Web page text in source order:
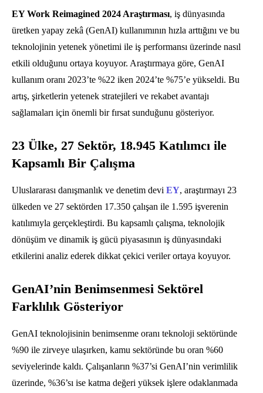
EY Work Reimagined 2024 Araştırması, iş dünyasında
üretken yapay zekâ (GenAI) kullanımının hızla arttığını ve bu
teknolojinin yetenek yönetimi ile iş performansı üzerinde nasıl
etkili olduğunu ortaya koyuyor. Araştırmaya göre, GenAI
kullanım oranı 2023’te %22 iken 2024’te %75’e yükseldi. Bu
artış, şirketlerin yetenek stratejileri ve rekabet avantajı
sağlamaları için önemli bir fırsat sunduğunu gösteriyor.
23 Ülke, 27 Sektör, 18.945 Katılımcı ile
Kapsamlı Bir Çalışma
Uluslararası danışmanlık ve denetim devi EY, araştırmayı 23
ülkeden ve 27 sektörden 17.350 çalışan ile 1.595 işverenin
katılımıyla gerçekleştirdi. Bu kapsamlı çalışma, teknolojik
dönüşüm ve dinamik iş gücü piyasasının iş dünyasındaki
etkilerini analiz ederek dikkat çekici veriler ortaya koyuyor.
GenAI’nin Benimsenmesi Sektörel
Farklılık Gösteriyor
GenAI teknolojisinin benimsenme oranı teknoloji sektöründe
%90 ile zirveye ulaşırken, kamu sektöründe bu oran %60
seviyelerinde kaldı. Çalışanların %37’si GenAI’nin verimlilik
üzerinde, %36’sı ise katma değeri yüksek işlere odaklanmada